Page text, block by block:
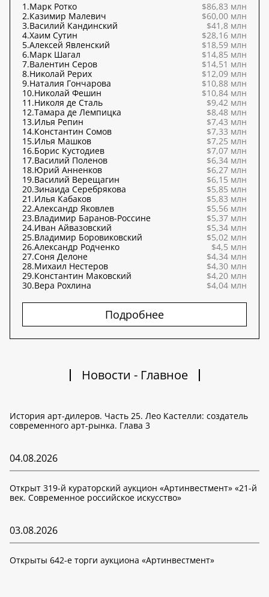
1.Марк Ротко
$86,83 млн
2.Казимир Малевич
$60,00 млн
3.Василий Кандинский
$41,8 млн
4.Хаим Сутин
$28,16 млн
5.Алексей Явленский
$18,59 млн
6.Марк Шагал
$14,85 млн
7.Валентин Серов
$14,51 млн
8.Николай Рерих
$12,09 млн
9.Наталия Гончарова
$10,88 млн
10.Николай Фешин
$10,84 млн
11.Николя де Сталь
$9,42 млн
12.Тамара де Лемпицка
$8,48 млн
13.Илья Репин
$7,43 млн
14.Константин Сомов
$7,33 млн
15.Илья Машков
$7,25 млн
16.Борис Кустодиев
$7,07 млн
17.Василий Поленов
$6,34 млн
18.Юрий Анненков
$6,27 млн
19.Василий Верещагин
$6,15 млн
20.Зинаида Серебрякова
$5,85 млн
21.Илья Кабаков
$5,83 млн
22.Александр Яковлев
$5,56 млн
23.Владимир Баранов-Россине
$5,37 млн
24.Иван Айвазовский
$5,34 млн
25.Владимир Боровиковский
$5,02 млн
26.Александр Родченко
$4,5 млн
27.Соня Делоне
$4,34 млн
28.Михаил Нестеров
$4,30 млн
29.Константин Маковский
$4,20 млн
30.Вера Рохлина $4,04 млн
Подробнее
Новости - Главное
История арт-дилеров. Часть 25. Лео Кастелли: создатель
современного арт-рынка. Глава 3
04.08.2026
Открыт 319-й кураторский аукцион «Артинвестмент» «21-й
век. Современное российское искусство»
03.08.2026
Открыты 642-е торги аукциона «Артинвестмент»